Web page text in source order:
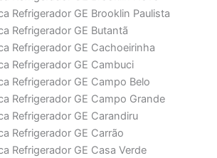
Refrigerador GE Brooklin Paulista
Refrigerador GE Butantã
Refrigerador GE Cachoeirinha
Refrigerador GE Cambuci
Refrigerador GE Campo Belo
Refrigerador GE Campo Grande
Refrigerador GE Carandiru
Refrigerador GE Carrão
Refrigerador GE Casa Verde